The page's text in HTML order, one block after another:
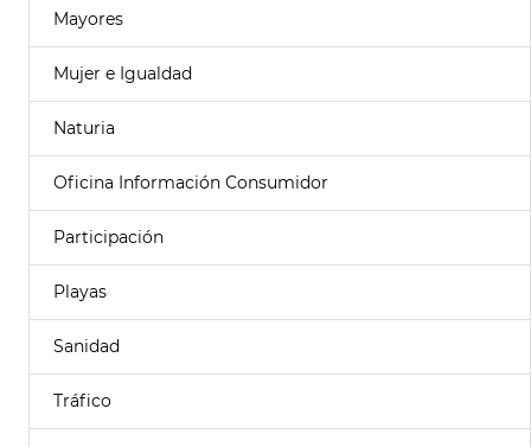
Mayores
Mujer e Igualdad
Naturia
Oficina Información Consumidor
Participación
Playas
Sanidad
Tráfico